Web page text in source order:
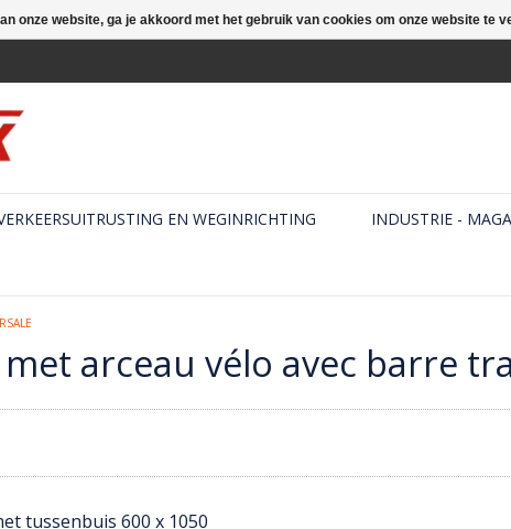
EN WEGINRICHTING INDUSTRIE -
arceau vélo avec barre
tussenbuis 600 x 1050
onze website, ga je akkoord met het gebruik van cookies om onze website te